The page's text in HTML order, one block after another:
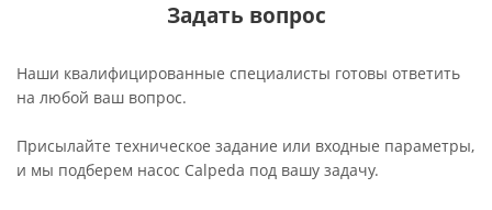
Задать вопрос
Наши квалифицированные специалисты готовы ответить
на любой ваш вопрос.
Присылайте техническое задание или входные параметры,
и мы подберем насос Calpeda под вашу задачу.